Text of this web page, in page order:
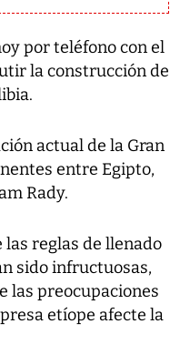
por teléfono con el
la construcción de
actual de la Gran
entre Egipto,
Rady.
reglas de llenado
sido infructuosas,
las preocupaciones
etíope afecte la